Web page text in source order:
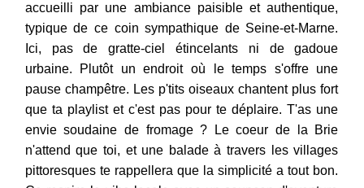
accueilli par une ambiance paisible et authentique,
typique de ce coin sympathique de Seine-et-Marne.
Ici, pas de gratte-ciel étincelants ni de gadoue
urbaine. Plutôt un endroit où le temps s'offre une
pause champêtre. Les p'tits oiseaux chantent plus fort
que ta playlist et c'est pas pour te déplaire. T'as une
envie soudaine de fromage ? Le coeur de la Brie
n'attend que toi, et une balade à travers les villages
pittoresques te rappellera que la simplicité a tout bon.